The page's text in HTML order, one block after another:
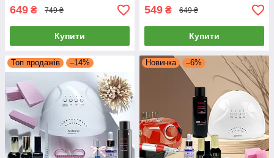
649 ₴ 749 ₴
Купити
549 ₴ 649 ₴
Купити
Топ продажів –14% Новинка –6%